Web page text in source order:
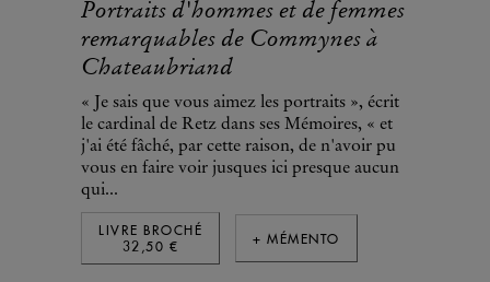
Portraits d'hommes et de femmes
remarquables de Commynes à
Chateaubriand
« Je sais que vous aimez les portraits », écrit
le cardinal de Retz dans ses Mémoires, « et
j'ai été fâché, par cette raison, de n'avoir pu
vous en faire voir jusques ici presque aucun
qui...
LIVRE BROCHÉ
32,50 €
+ MÉMENTO